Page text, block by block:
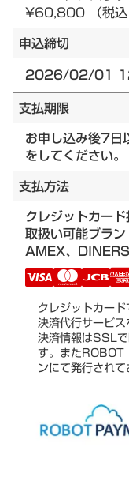
¥60,800 （税
申込締切
2026/02/01
支払期限
お申し込み後7日
をしてください。
支払方法
クレジットカー
取扱い可能ブラ
AMEX、DINERS
クレジットカー
決済代行サービス
決済情報はSSL
す。また
ンにて発行されて